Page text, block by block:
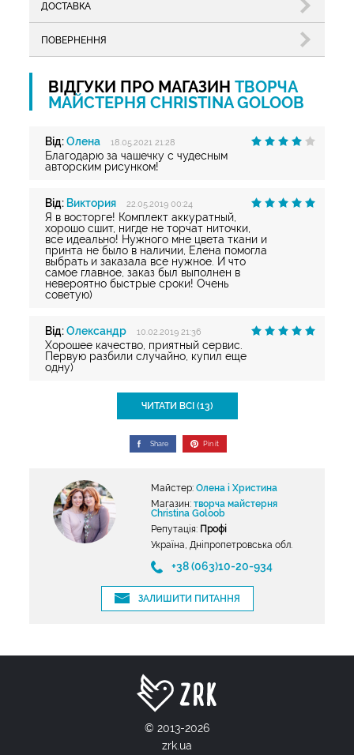
ДОСТАВКА
ПОВЕРНЕННЯ
ВІДГУКИ ПРО МАГАЗИН ТВОРЧА
МАЙСТЕРНЯ CHRISTINA GOLOOB
Від:Олена 18.05.2021 21:28
Благодарю за чашечку с чудесным
авторским рисунком!
Від: Виктория 22.05.2019 00:24
Я в восторге! Комплект аккуратный,
хорошо сшит, нигде не торчат ниточки,
все идеально! Нужного мне цвета ткани и
принта не было в наличии, Елена помогла
выбрать и заказала все нужное. И что
самое главное, заказ был выполнен в
невероятно быстрые сроки! Очень
советую)
Від:Олександр 10.02.2019 21:36
Хорошее качество, приятный сервис.
Первую разбили случайно, купил еще
одну)
ЧИТАТИ ВСІ (13)
Share Pin it
Майстер: Олена і Христина
Магазин: творча майстерня
Christina Goloob
Репутація: Профі
Україна, Дніпропетровська обл.
+38 (063)10-20-934
ЗАЛИШИТИ ПИТАННЯ
© 2013-2026
zrk.ua